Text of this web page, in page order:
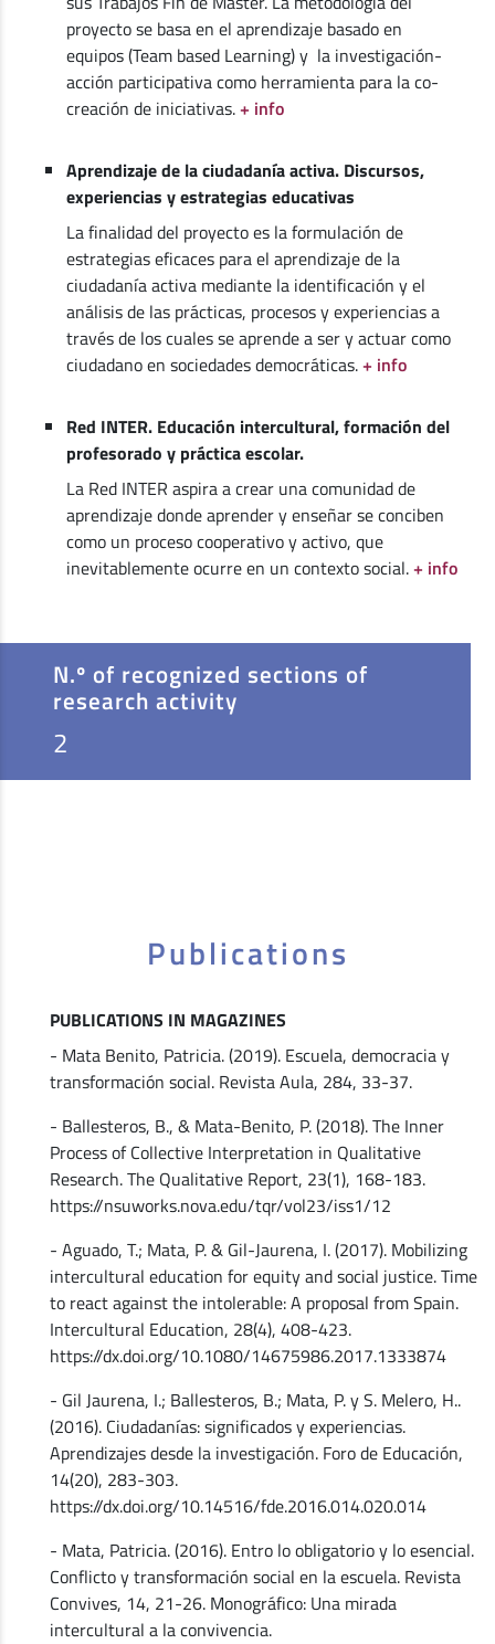
proyecto se basa en el aprendizaje basado en
equipos (Team based Learning) y la investigación-
acción participativa como herramienta para la co-
creación de iniciativas.+ info
Aprendizaje de la ciudadanía activa. Discursos,
experiencias y estrategias educativas
La finalidad del proyecto es la formulación de
estrategias eficaces para el aprendizaje de la
ciudadanía activa mediante la identificación y el
análisis de las prácticas, procesos y experiencias a
través de los cuales se aprende a ser y actuar como
ciudadano en sociedades democráticas.+ info
Red INTER. Educación intercultural, formación del
profesorado y práctica escolar.
La Red INTER aspira a crear una comunidad de
aprendizaje donde aprender y enseñar se conciben
como un proceso cooperativo y activo, que
inevitablemente ocurre en un contexto social.+ info
N.º of recognized sections of
research activity
2
Publications
PUBLICATIONS IN MAGAZINES
- Mata Benito, Patricia. (2019). Escuela, democracia y
transformación social. Revista Aula, 284, 33-37.
- Ballesteros, B., & Mata-Benito, P. (2018). The Inner
Process of Collective Interpretation in Qualitative
Research. The Qualitative Report, 23(1), 168-183.
https://nsuworks.nova.edu/tqr/vol23/iss1/12
- Aguado, T.; Mata, P. & Gil-Jaurena, I. (2017). Mobilizing
intercultural education for equity and social justice. Time
to react against the intolerable: A proposal from Spain.
Intercultural Education, 28(4), 408-423.
https://dx.doi.org/10.1080/14675986.2017.1333874
- Gil Jaurena, I.; Ballesteros, B.; Mata, P. y S. Melero, H..
(2016). Ciudadanías: significados y experiencias.
Aprendizajes desde la investigación. Foro de Educación,
14(20), 283-303.
https://dx.doi.org/10.14516/fde.2016.014.020.014
- Mata, Patricia. (2016). Entro lo obligatorio y lo esencial.
Conflicto y transformación social en la escuela. Revista
Convives, 14, 21-26. Monográfico: Una mirada
intercultural a la convivencia.